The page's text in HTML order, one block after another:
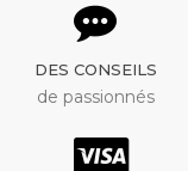
DES CONSEILS
de passionnés